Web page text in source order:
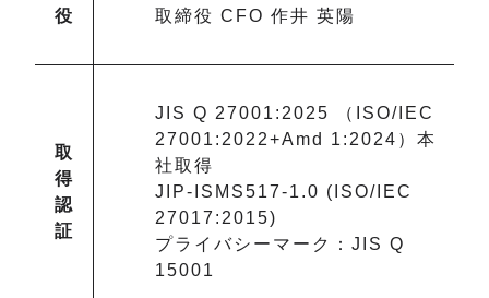
役
取締役 CFO 作井 英陽
取
得
認
証
JIS Q 27001:2025 （ISO/IEC
27001:2022+Amd 1:2024）本
社取得
JIP-ISMS517-1.0 (ISO/IEC
27017:2015)
プライバシーマーク：JIS Q
15001